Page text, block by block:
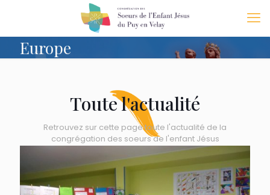
Europe
Toute l'actualité
Retrouvez sur cette page toute l'actualité de la
congrégation des soeurs de l'enfant Jésus